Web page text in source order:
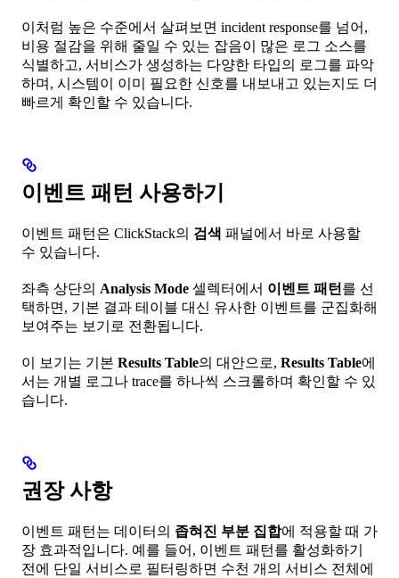
이처럼 높은 수준에서 살펴보면 incident response를 넘어,
비용 절감을 위해 줄일 수 있는 잡음이 많은 로그 소스를
식별하고, 서비스가 생성하는 다양한 타입의 로그를 파악
하며, 시스템이 이미 필요한 신호를 내보내고 있는지도 더
빠르게 확인할 수 있습니다.
이벤트 패턴 사용하기
이벤트 패턴은 ClickStack의 검색 패널에서 바로 사용할
수 있습니다.
좌측 상단의 Analysis Mode 셀렉터에서 이벤트 패턴 를 선
택하면, 기본 결과 테이블 대신 유사한 이벤트를 군집화해
보여주는 보기로 전환됩니다.
이 보기는 기본 Results Table의 대안으로, Results Table에
서는 개별 로그나 trace를 하나씩 스크롤하며 확인할 수 있
습니다.
권장 사항
이벤트 패턴는 데이터의 좁혀진 부분 집합에 적용할 때 가
장 효과적입니다. 예를 들어, 이벤트 패턴를 활성화하기
전에 단일 서비스로 필터링하면 수천 개의 서비스 전체에